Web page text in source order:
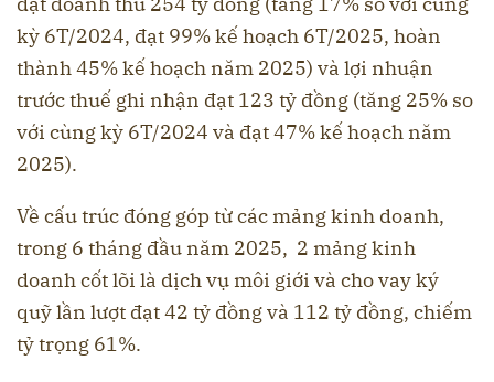
kỳ 6T/2024, đạt 99% kế hoạch 6T/2025, hoàn
thành 45% kế hoạch năm 2025) và lợi nhuận
trước thuế ghi nhận đạt 123 tỷ đồng (tăng 25% so
với cùng kỳ 6T/2024 và đạt 47% kế hoạch năm
2025).
Về cấu trúc đóng góp từ các mảng kinh doanh,
trong 6 tháng đầu năm 2025, 2 mảng kinh
doanh cốt lõi là dịch vụ môi giới và cho vay ký
quỹ lần lượt đạt 42 tỷ đồng và 112 tỷ đồng, chiếm
tỷ trọng 61%.